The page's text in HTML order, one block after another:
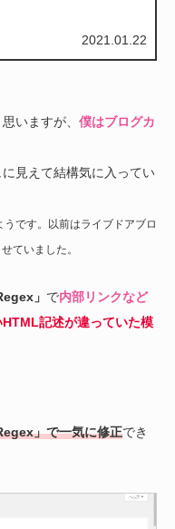
2021.01.22
いますが、 僕はブログカ
見えて結構気に入ってい
です。以前はライブドアブロ
ていました。
」 で内部リンクなど
HTML記述が違っていた模
」で一気に修正でき